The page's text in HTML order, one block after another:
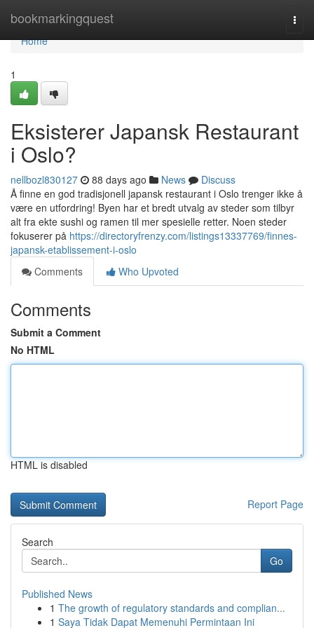
bookmarkingquest
Home
Home
1
Eksisterer Japansk Restaurant
i Oslo?
nellbozl830127 88 days ago News
Discuss
Å finne en god tradisjonell japansk restaurant i Oslo trenger ikke å
være en utfordring! Byen har et bredt utvalg av steder som tilbyr
alt fra ekte sushi og ramen til mer spesielle retter. Noen steder
fokuserer på https://directoryfrenzy.com/listings13337769/finnes-
japansk-etablissement-i-oslo
Comments
Who Upvoted
Comments
Submit a Comment
No HTML
HTML is disabled
Report Page
Search
Go
Published News
1 The growth of regulatory standards and complian...
1 Saya Tidak Dapat Memenuhi Permintaan Ini